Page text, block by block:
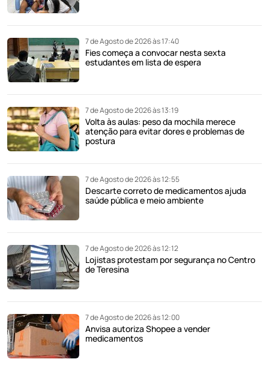
7 de Agosto de 2026 às 17:40
Fies começa a convocar nesta sexta
estudantes em lista de espera
7 de Agosto de 2026 às 13:19
Volta às aulas: peso da mochila merece
atenção para evitar dores e problemas de
postura
7 de Agosto de 2026 às 12:55
Descarte correto de medicamentos ajuda
saúde pública e meio ambiente
7 de Agosto de 2026 às 12:12
Lojistas protestam por segurança no Centro
de Teresina
7 de Agosto de 2026 às 12:00
Anvisa autoriza Shopee a vender
medicamentos